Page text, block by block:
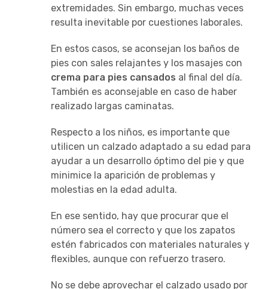
extremidades. Sin embargo, muchas veces
resulta inevitable por cuestiones laborales.
En estos casos, se aconsejan los baños de
pies con sales relajantes y los masajes con
crema para pies cansados al final del día.
También es aconsejable en caso de haber
realizado largas caminatas.
Respecto a los niños, es importante que
utilicen un calzado adaptado a su edad para
ayudar a un desarrollo óptimo del pie y que
minimice la aparición de problemas y
molestias en la edad adulta.
En ese sentido, hay que procurar que el
número sea el correcto y que los zapatos
estén fabricados con materiales naturales y
flexibles, aunque con refuerzo trasero.
No se debe aprovechar el calzado usado por